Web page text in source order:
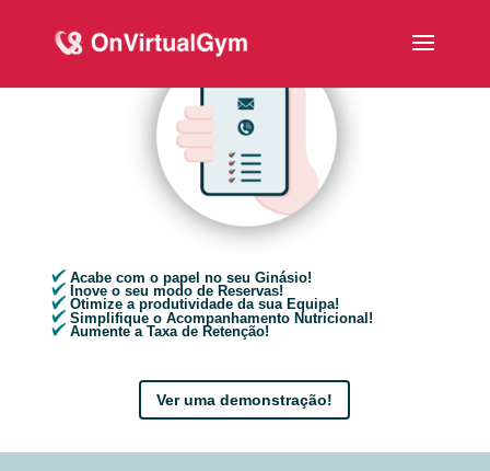
Acabe com o papel no seu Ginásio!
Inove o seu modo de Reservas!
Otimize a produtividade da sua Equipa!
Simplifique o Acompanhamento Nutricional!
Aumente a Taxa de Retenção!
Ver uma demonstração!